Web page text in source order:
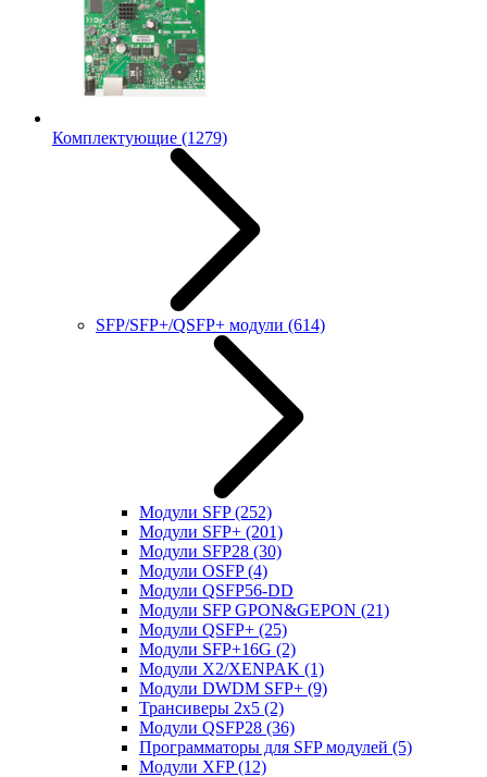
Комплектующие (1279)
SFP/SFP+/QSFP+ модули (614)
Модули SFP(252)
Модули SFP+ (201)
Модули SFP28 (30)
Модули OSFP(4)
Модули QSFP56-DD
Модули SFP GPON&GEPON (21)
Модули QSFP+ (25)
Модули SFP+16G (2)
Модули X2/XENPAK (1)
Модули DWDM SFP+ (9)
Трансиверы 2x5 (2)
Модули QSFP28 (36)
Программаторы для SFP модулей (5)
Модули XFP(12)